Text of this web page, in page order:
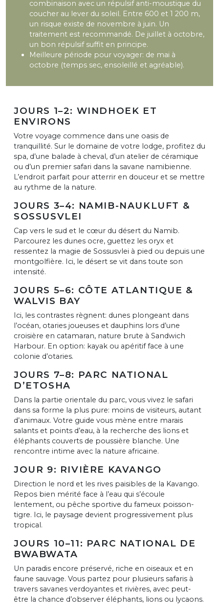
combinaison avec un répulsif anti-moustique du
coucher au lever du soleil. Entre 600 et 1 200 m,
un risque existe de novembre à juin. Un
traitement est recommandé. De juillet à octobre,
un bon répulsif suffit en principe.
Meilleure période pour voyager: de mai à
octobre (temps sec, ensoleillé et agréable).
JOURS 1–2: WINDHOEK ET
ENVIRONS
Votre voyage commence dans une oasis de
tranquillité. Sur le domaine de votre lodge, profitez du
spa, d’une balade à cheval, d’un atelier de céramique
ou d’un premier safari dans la savane namibienne.
L’endroit parfait pour atterrir en douceur et se mettre
au rythme de la nature.
JOURS 3–4: NAMIB-NAUKLUFT &
SOSSUSVLEI
Cap vers le sud et le cœur du désert du Namib.
Parcourez les dunes ocre, guettez les oryx et
ressentez la magie de Sossusvlei à pied ou depuis une
montgolfière. Ici, le désert se vit dans toute son
intensité.
JOURS 5–6: CÔTE ATLANTIQUE &
WALVIS BAY
Ici, les contrastes règnent: dunes plongeant dans
l’océan, otaries joueuses et dauphins lors d’une
croisière en catamaran, nature brute à Sandwich
Harbour. En option: kayak ou apéritif face à une
colonie d’otaries.
JOURS 7–8: PARC NATIONAL
D’ETOSHA
Dans la partie orientale du parc, vous vivez le safari
dans sa forme la plus pure: moins de visiteurs, autant
d’animaux. Votre guide vous mène entre marais
salants et points d’eau, à la recherche des lions et
éléphants couverts de poussière blanche. Une
rencontre intime avec la nature africaine.
JOUR 9: RIVIÈRE KAVANGO
Direction le nord et les rives paisibles de la Kavango.
Repos bien mérité face à l’eau qui s’écoule
lentement, ou pêche sportive du fameux poisson-
tigre. Ici, le paysage devient progressivement plus
tropical.
JOURS 10–11: PARC NATIONAL DE
BWABWATA
Un paradis encore préservé, riche en oiseaux et en
faune sauvage. Vous partez pour plusieurs safaris à
travers savanes verdoyantes et rivières, avec peut-
être la chance d’observer éléphants, lions ou lycaons.